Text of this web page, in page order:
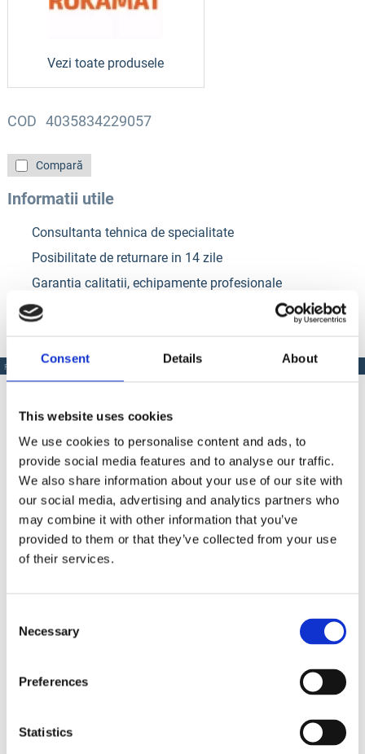
Consent Details About
This website uses cookies
We use cookies to personalise content and ads, to
provide social media features and to analyse our traffic.
We also share information about your use of our site with
our social media, advertising and analytics partners who
may combine it with other information that you’ve
provided to them or that they’ve collected from your use
of their services.
Selection
Necessary
Preferences
Statistics
Compară
Informatii utile
Consultanta tehnica de specialitate
Posibilitate de returnare in 14 zile
Garantia calitatii, echipamente profesionale
COD 4035834229057
Vezi toate produsele
PRODUSE SIMILARE
Produse Similare
COD BT3005198
Discuri smirghel Bisonte granulatie 180 (Triunghi)